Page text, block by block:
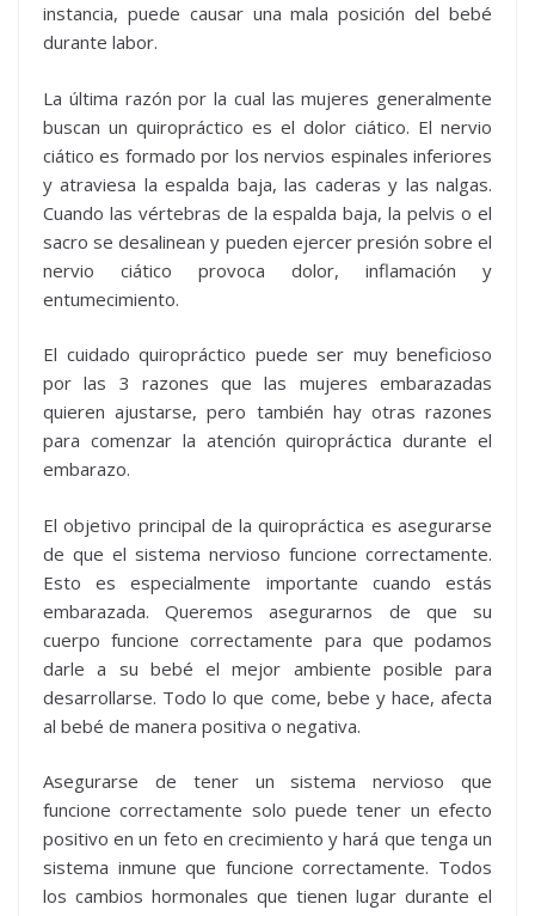
instancia, puede causar una mala posición del bebé
durante labor.
La última razón por la cual las mujeres generalmente
buscan un quiropráctico es el dolor ciático. El nervio
ciático es formado por los nervios espinales inferiores
y atraviesa la espalda baja, las caderas y las nalgas.
Cuando las vértebras de la espalda baja, la pelvis o el
sacro se desalinean y pueden ejercer presión sobre el
nervio ciático provoca dolor, inflamación y
entumecimiento.
El cuidado quiropráctico puede ser muy beneficioso
por las 3 razones que las mujeres embarazadas
quieren ajustarse, pero también hay otras razones
para comenzar la atención quiropráctica durante el
embarazo.
El objetivo principal de la quiropráctica es asegurarse
de que el sistema nervioso funcione correctamente.
Esto es especialmente importante cuando estás
embarazada. Queremos asegurarnos de que su
cuerpo funcione correctamente para que podamos
darle a su bebé el mejor ambiente posible para
desarrollarse. Todo lo que come, bebe y hace, afecta
al bebé de manera positiva o negativa.
Asegurarse de tener un sistema nervioso que
funcione correctamente solo puede tener un efecto
positivo en un feto en crecimiento y hará que tenga un
sistema inmune que funcione correctamente. Todos
los cambios hormonales que tienen lugar durante el